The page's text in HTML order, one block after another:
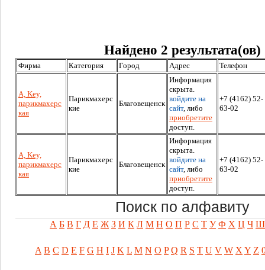
Найдено 2 результата(ов)
Фирма Категория Город Адрес Телефон
A, Key,
парикмахерс
кая
Парикмахерс
кие
Благовещенск
Информация
скрыта.
войдите на
сайт, либо
приобретите
доступ.
+7 (4162) 52-
63-02
A, Key,
парикмахерс
кая
Парикмахерс
кие
Благовещенск
Информация
скрыта.
войдите на
сайт, либо
приобретите
доступ.
+7 (4162) 52-
63-02
Поиск по алфавиту
А Б В Г Д Е Ж З И К Л М Н О П Р С Т У Ф Х Ц Ч Ш
A B C D E F G H I J K L M N O P Q R S T U V W X Y Z